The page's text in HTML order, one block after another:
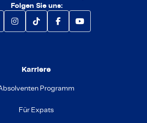
Folgen Sie uns:
Karriere
Programm
Für Expats